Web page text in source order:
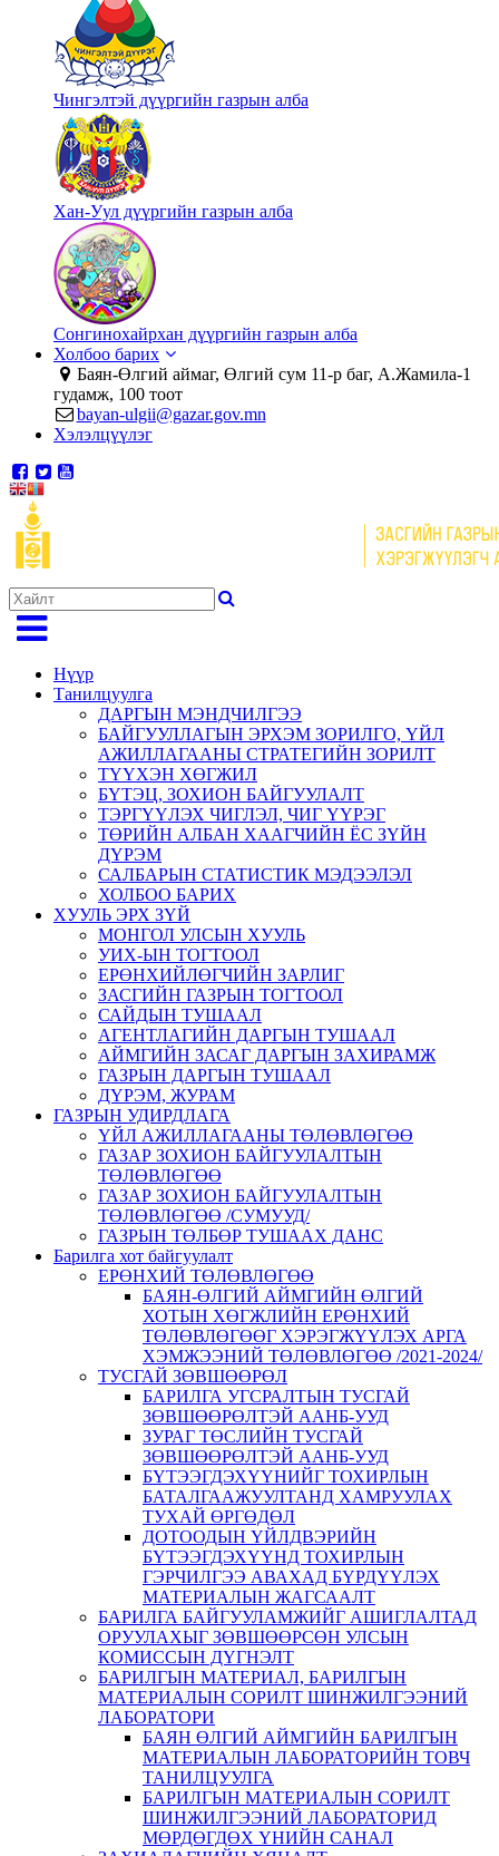
Чингэлтэй дүүргийн газрын алба
Хан-Уул дүүргийн газрын алба
Сонгинохайрхан дүүргийн газрын алба
Холбоо барих
Баян-Өлгий аймаг, Өлгий сум 11-р баг, А.Жамила-1
гудамж, 100 тоот
bayan-ulgii@gazar.gov.mn
Хэлэлцүүлэг
Нүүр
Танилцуулга
ДАРГЫН МЭНДЧИЛГЭЭ
БАЙГУУЛЛАГЫН ЭРХЭМ ЗОРИЛГО, ҮЙЛ
АЖИЛЛАГААНЫ СТРАТЕГИЙН ЗОРИЛТ
ТҮҮХЭН ХӨГЖИЛ
БҮТЭЦ, ЗОХИОН БАЙГУУЛАЛТ
ТЭРГҮҮЛЭХ ЧИГЛЭЛ, ЧИГ ҮҮРЭГ
ТӨРИЙН АЛБАН ХААГЧИЙН ЁС ЗҮЙН
ДҮРЭМ
САЛБАРЫН СТАТИСТИК МЭДЭЭЛЭЛ
ХОЛБОО БАРИХ
ХУУЛЬ ЭРХ ЗҮЙ
МОНГОЛ УЛСЫН ХУУЛЬ
УИХ-ЫН ТОГТООЛ
ЕРӨНХИЙЛӨГЧИЙН ЗАРЛИГ
ЗАСГИЙН ГАЗРЫН ТОГТООЛ
САЙДЫН ТУШААЛ
АГЕНТЛАГИЙН ДАРГЫН ТУШААЛ
АЙМГИЙН ЗАСАГ ДАРГЫН ЗАХИРАМЖ
ГАЗРЫН ДАРГЫН ТУШААЛ
ДҮРЭМ, ЖУРАМ
ГАЗРЫН УДИРДЛАГА
ҮЙЛ АЖИЛЛАГААНЫ ТӨЛӨВЛӨГӨӨ
ГАЗАР ЗОХИОН БАЙГУУЛАЛТЫН
ТӨЛӨВЛӨГӨӨ
ГАЗАР ЗОХИОН БАЙГУУЛАЛТЫН
ТӨЛӨВЛӨГӨӨ /СУМУУД/
ГАЗРЫН ТӨЛБӨР ТУШААХ ДАНС
Барилга хот байгуулалт
ЕРӨНХИЙ ТӨЛӨВЛӨГӨӨ
БАЯН-ӨЛГИЙ АЙМГИЙН ӨЛГИЙ
ХОТЫН ХӨГЖЛИЙН ЕРӨНХИЙ
ТӨЛӨВЛӨГӨӨГ ХЭРЭГЖҮҮЛЭХ АРГА
ХЭМЖЭЭНИЙ ТӨЛӨВЛӨГӨӨ /2021-2024/
ТУСГАЙ ЗӨВШӨӨРӨЛ
БАРИЛГА УГСРАЛТЫН ТУСГАЙ
ЗӨВШӨӨРӨЛТЭЙ ААНБ-УУД
ЗУРАГ ТӨСЛИЙН ТУСГАЙ
ЗӨВШӨӨРӨЛТЭЙ ААНБ-УУД
БҮТЭЭГДЭХҮҮНИЙГ ТОХИРЛЫН
БАТАЛГААЖУУЛТАНД ХАМРУУЛАХ
ТУХАЙ ӨРГӨДӨЛ
ДОТООДЫН ҮЙЛДВЭРИЙН
БҮТЭЭГДЭХҮҮНД ТОХИРЛЫН
ГЭРЧИЛГЭЭ АВАХАД БҮРДҮҮЛЭХ
МАТЕРИАЛЫН ЖАГСААЛТ
БАРИЛГА БАЙГУУЛАМЖИЙГ АШИГЛАЛТАД
ОРУУЛАХЫГ ЗӨВШӨӨРСӨН УЛСЫН
КОМИССЫН ДҮГНЭЛТ
БАРИЛГЫН МАТЕРИАЛ, БАРИЛГЫН
МАТЕРИАЛЫН СОРИЛТ ШИНЖИЛГЭЭНИЙ
ЛАБОРАТОРИ
БАЯН ӨЛГИЙ АЙМГИЙН БАРИЛГЫН
МАТЕРИАЛЫН ЛАБОРАТОРИЙН ТОВЧ
ТАНИЛЦУУЛГА
БАРИЛГЫН МАТЕРИАЛЫН СОРИЛТ
ШИНЖИЛГЭЭНИЙ ЛАБОРАТОРИД
МӨРДӨГДӨХ ҮНИЙН САНАЛ